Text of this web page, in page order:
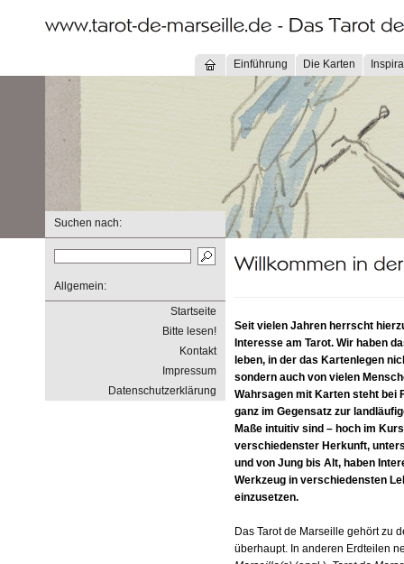
Einführung Die Karten
Suchen nach:
Allgemein:
Startseite
Bitte lesen!
Kontakt
Impressum
Datenschutzerklärung
Seit vielen Jahren herrscht
Interesse am Tarot. Wir haben
leben, in der das Kartenlegen
sondern auch von vielen
Wahrsagen mit Karten steht bei
ganz im Gegensatz zur
Maße intuitiv sind – hoch im
verschiedenster Herkunft,
und von Jung bis Alt, haben
Werkzeug in verschiedensten
einzusetzen.
Das Tarot de Marseille gehört zu
überhaupt. In anderen Erdteilen